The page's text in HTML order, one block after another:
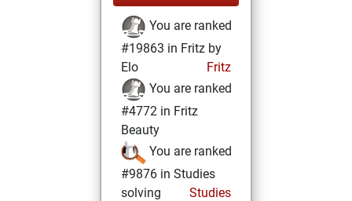
You are ranked
#19863 in Fritz by
Elo
Fritz
You are ranked
#4772 in Fritz
Beauty
You are ranked
#9876 in Studies
solving
Studies